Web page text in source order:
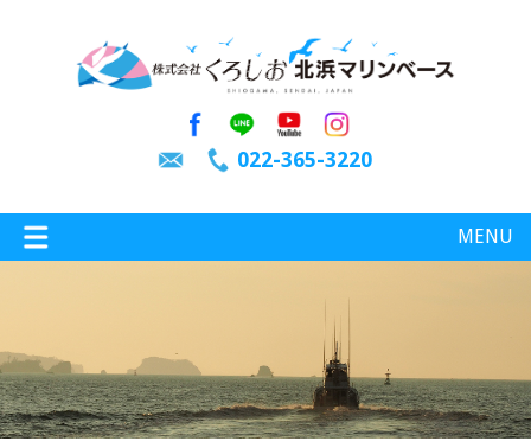
022-365-3220
MENU
特選情報 釣り情報